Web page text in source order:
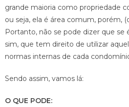
grande maioria como propriedade
ou seja, ela é área comum, porém,
Portanto, não se pode dizer que se
sim, que tem direito de utilizar
normas internas de cada
Sendo assim, vamos lá:
O QUE PODE: